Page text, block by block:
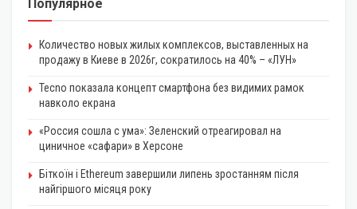
Популярное
Количество новых жилых комплексов, выставленных на
продажу в Киеве в 2026г, сократилось на 40% – «ЛУН»
Tecno показала концепт смартфона без видимих рамок
навколо екрана
«Россия сошла с ума»: Зеленский отреагировал на
циничное «сафари» в Херсоне
Біткоїн і Ethereum завершили липень зростанням після
найгіршого місяця року